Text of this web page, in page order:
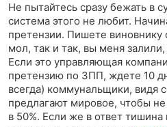
Не пытайтесь сразу бежать в
система этого не любит.
претензии. Пишете
мол, так и так, вы меня
Если это управляющая
претензию по ЗПП, ждете 10
всегда) коммунальщики, видя
предлагают мировое, чтобы
в 50%. Если же в ответ